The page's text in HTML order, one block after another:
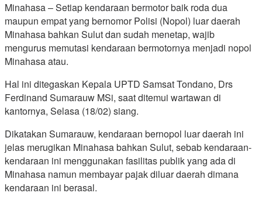
Minahasa – Setiap kendaraan bermotor baik roda dua
maupun empat yang bernomor Polisi (Nopol) luar daerah
Minahasa bahkan Sulut dan sudah menetap, wajib
mengurus memutasi kendaraan bermotornya menjadi nopol
Minahasa atau.
Hal ini ditegaskan Kepala UPTD Samsat Tondano, Drs
Ferdinand Sumarauw MSi, saat ditemui wartawan di
kantornya, Selasa (18/02) siang.
Dikatakan Sumarauw, kendaraan bernopol luar daerah ini
jelas merugikan Minahasa bahkan Sulut, sebab kendaraan-
kendaraan ini menggunakan fasilitas publik yang ada di
Minahasa namun membayar pajak diluar daerah dimana
kendaraan ini berasal.